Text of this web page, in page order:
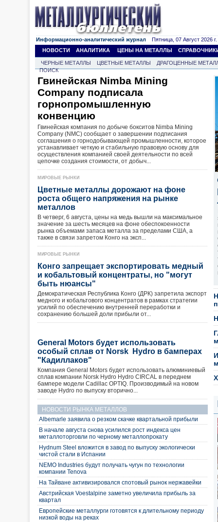
Информационно-аналитический журнал Пятница, 07 Август 2026 г.
НОВОСТИ
АНАЛИТИКА ЦЕНЫ НА МЕТАЛЛЫ
ЧЕРНЫЕ МЕТАЛЛЫ ЦВЕТНЫЕ МЕТАЛЛЫ
ДРАГОЦЕННЫЕ
ПОИСК
Гвинейская Nimba Mining
Company подписала
горнопромышленную
конвенцию
Гвинейская компания по добыче бокситов Nimba Mining
Company (NMC) сообщает о завершении подписания
соглашения о горнодобывающей промышленности, которое
устанавливает четкую и стабильную правовую основу для
осуществления компанией своей деятельности по всей
цепочке создания стоимости, от добыч...
МИРОВЫЕ РЫНКИ
Цветные металлы дорожают на фоне
роста общего напряжения на рынке
металлов
В четверг, 6 августа, цены на медь вышли на максимальное
значение за шесть месяцев на фоне обеспокоенности
рынка объемами запаса металла за пределами США, а
также в связи запретом Конго на эксп...
МИРОВЫЕ РЫНКИ
Конго запрещает экспортировать медный
и кобальтовый концентраты, но "могут
быть нюансы"
Демократическая Республика Конго (ДРК) запретила экспорт
медного и кобальтового концентратов в рамках стратегии
усилий по обеспечению внутренней переработки и
сохранению большей доли прибыли от...
General Motors будет использовать
особый сплав от Norsk Hydro в бамперах
"Кадиллаков"
Компания General Motors будет использовать алюминиевый
сплав компании Norsk Hydro Hydro CIRCAL в переднем
бампере модели Cadillac OPTIQ. Производимый на новом
заводе Hydro по выпуску вторично...
НОВОСТИ РЫНКА МЕТАЛЛОВ
Albemarle заявила о резком скачке квартальной прибыли
В начале августа снова усилился рост индекса цен
металлоторговли по черному металлопрокату
Hydnum Steel вложится в завод по выпуску экологически
чистой стали в Испании
NEMO Industries будут получать чугун по технологии
компании Tenova
На Тайване активизировался спотовый рынок нержавейки
Австрийская Voestalpine заметно увеличила прибыль за
квартал
Европейские металлурги готовятся к длительному периоду
низкой воды на реках